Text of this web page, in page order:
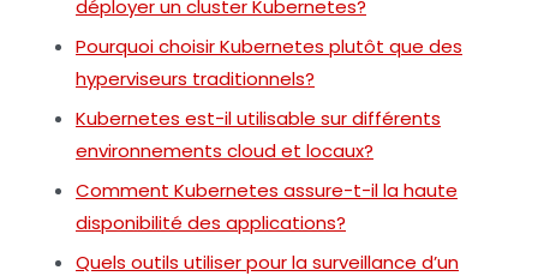
déployer un cluster Kubernetes?
Pourquoi choisir Kubernetes plutôt que des
hyperviseurs traditionnels?
Kubernetes est-il utilisable sur différents
environnements cloud et locaux?
Comment Kubernetes assure-t-il la haute
disponibilité des applications?
Quels outils utiliser pour la surveillance d’un